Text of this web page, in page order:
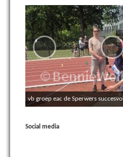
vb groep eac de Sperwers succesvol
‹ ›
Social media